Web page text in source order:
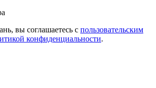
вы соглашаетесь с пользовательским
конфиденциальности.